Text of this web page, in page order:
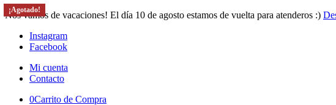
Nos vamos de vacaciones! El día 10 de agosto estamos de vuelta para atenderos :)
Instagram
Facebook
Mi cuenta
Contacto
0Carrito de Compra
¡Agotado!